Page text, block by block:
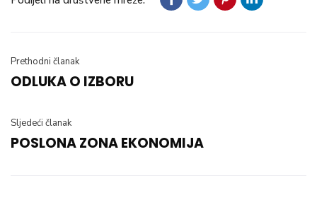
Prethodni članak
ODLUKA O IZBORU
Sljedeći članak
POSLONA ZONA EKONOMIJA